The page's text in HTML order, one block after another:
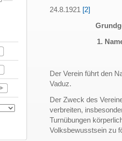
24.8.1921 [2]
1.
Der Verein führt den
Vaduz.
Der Zweck des
verbreiten,
Turnübungen
Volksbewusstsein zu